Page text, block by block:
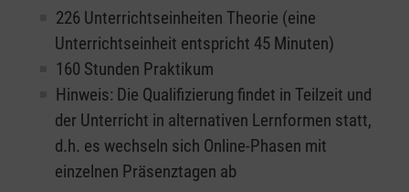
226 Unterrichtseinheiten Theorie (eine
Unterrichtseinheit entspricht 45 Minuten)
160 Stunden Praktikum
Hinweis: Die Qualifizierung findet in Teilzeit und
der Unterricht in alternativen Lernformen statt,
d.h. es wechseln sich Online-Phasen mit
einzelnen Präsenztagen ab